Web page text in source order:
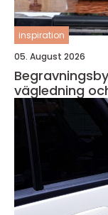
inspiration
05. August 2026
vägledning